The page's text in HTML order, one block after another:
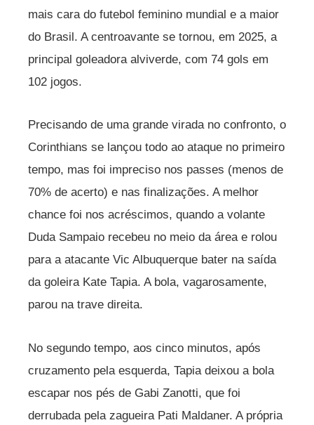
mais cara do futebol feminino mundial e a maior
do Brasil. A centroavante se tornou, em 2025, a
principal goleadora alviverde, com 74 gols em
102 jogos.
Precisando de uma grande virada no confronto, o
Corinthians se lançou todo ao ataque no primeiro
tempo, mas foi impreciso nos passes (menos de
70% de acerto) e nas finalizações. A melhor
chance foi nos acréscimos, quando a volante
Duda Sampaio recebeu no meio da área e rolou
para a atacante Vic Albuquerque bater na saída
da goleira Kate Tapia. A bola, vagarosamente,
parou na trave direita.
No segundo tempo, aos cinco minutos, após
cruzamento pela esquerda, Tapia deixou a bola
escapar nos pés de Gabi Zanotti, que foi
derrubada pela zagueira Pati Maldaner. A própria